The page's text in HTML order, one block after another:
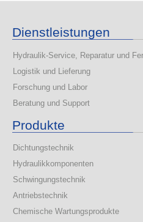
Dienstleistungen
Hydraulik-Service, Reparatur und
Logistik und Lieferung
Forschung und Labor
Beratung und Support
Produkte
Dichtungstechnik
Hydraulikkomponenten
Schwingungstechnik
Antriebstechnik
Chemische Wartungsprodukte